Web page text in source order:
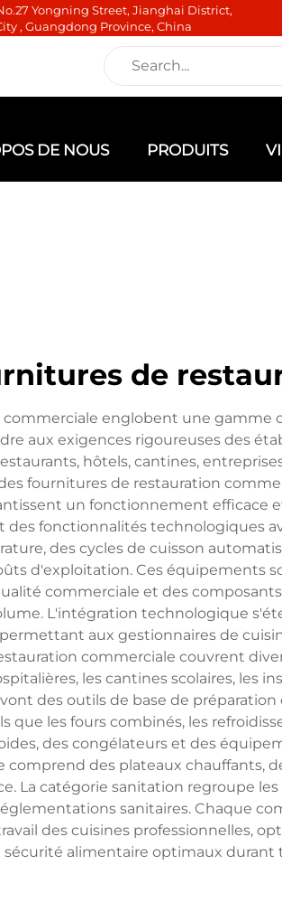
Yongning Street, Jianghai District,
, Guangdong Province, China
DE NOUS PRODUITS
de
englobent une
aux exigences rigoureuses des
hôtels, cantines,
fournitures de restauration
un fonctionnement efficace
fonctionnalités technologiques
des cycles de cuisson
d'exploitation. Ces équipements
commerciale et des
L'intégration technologique
aux gestionnaires de
commerciale couvrent
les cantines scolaires, les
des outils de base de
que les fours combinés, les
des congélateurs et des
des plateaux chauffants,
La catégorie sanitation regroupe
sanitaires. Chaque
des cuisines professionnelles,
sécurité alimentaire optimaux durant